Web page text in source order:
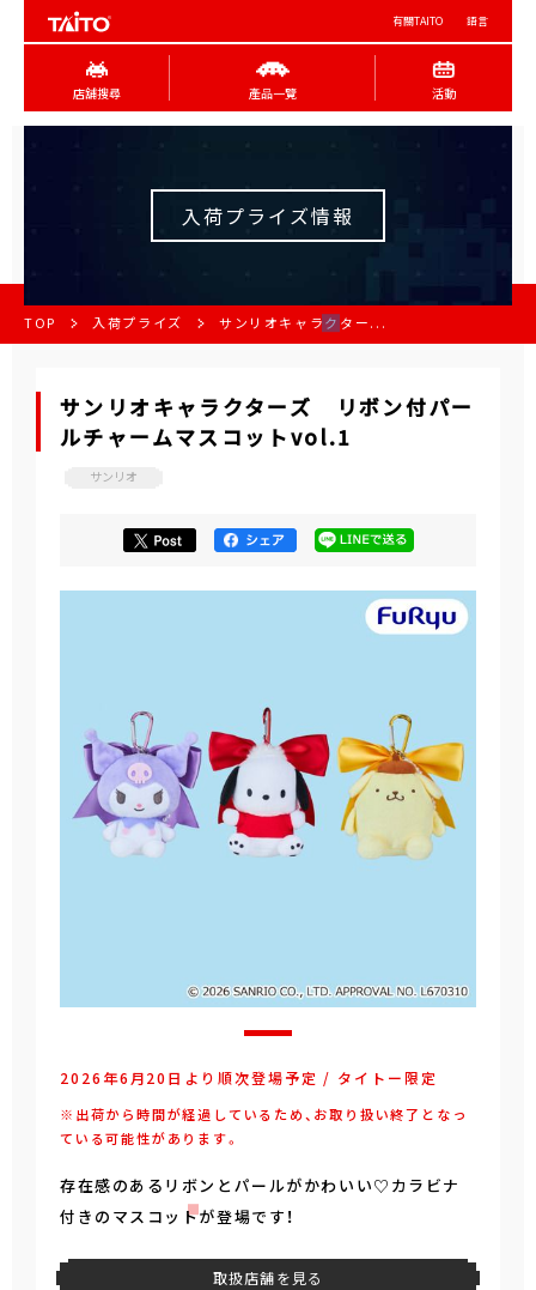
有關TAITO 語言
店舖搜尋 產品一覽 活動
入荷プライズ情報
TOP 入荷プライズ サンリオキャラクター...
サンリオキャラクターズ リボン付パー
ルチャームマスコットvol.1
サンリオ
2026年6月20日より順次登場予定 / タイトー限定
※出荷から時間が経過しているため、お取り扱い終了となっ
ている可能性があります。
存在感のあるリボンとパールがかわいい♡カラビナ
付きのマスコットが登場です！
取扱店舗を見る